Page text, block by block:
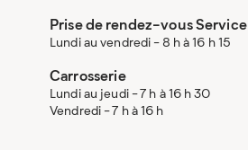
Prise de rendez-vous Service
Lundi au vendredi - 8 h à 16 h 15
Carrosserie
Lundi au jeudi - 7 h à 16 h 30
Vendredi - 7 h à 16 h